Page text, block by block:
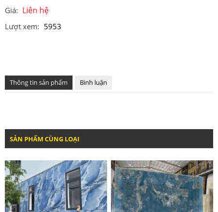
Giá: Liên hệ
Lượt xem: 5953
Thông tin sản phẩm Bình luận
SẢN PHẨM CÙNG LOẠI